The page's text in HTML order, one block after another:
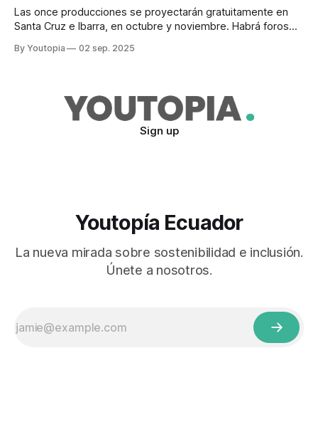
Las once producciones se proyectarán gratuitamente en
Santa Cruz e Ibarra, en octubre y noviembre. Habrá foros
By Youtopia 02 sep. 2025
Sign up
Youtopía Ecuador
La nueva mirada sobre sostenibilidad e inclusión.
Únete a nosotros.